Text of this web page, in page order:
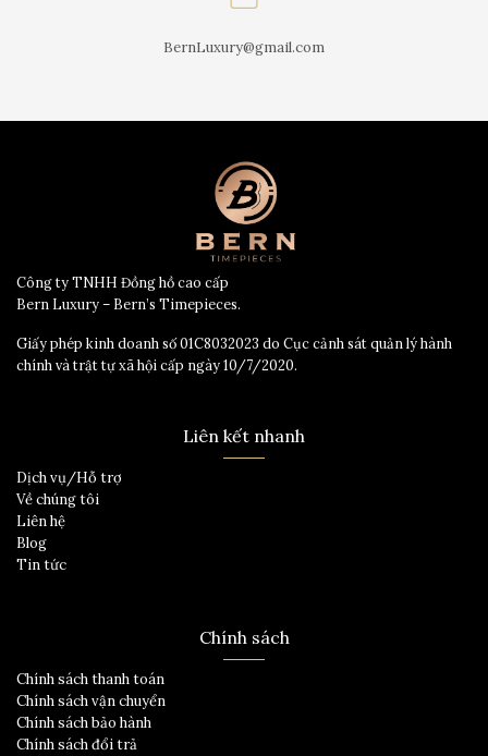
BernLuxury@gmail.com
Công ty TNHH Đồng hồ cao cấp
Bern Luxury – Bern’s Timepieces.
Giấy phép kinh doanh số 01C8032023 do Cục cảnh sát quản lý hành
chính và trật tự xã hội cấp ngày 10/7/2020.
Liên kết nhanh
Dịch vụ/Hỗ trợ
Về chúng tôi
Liên hệ
Blog
Tin tức
Chính sách
Chính sách thanh toán
Chính sách vận chuyển
Chính sách bảo hành
Chính sách đổi trả